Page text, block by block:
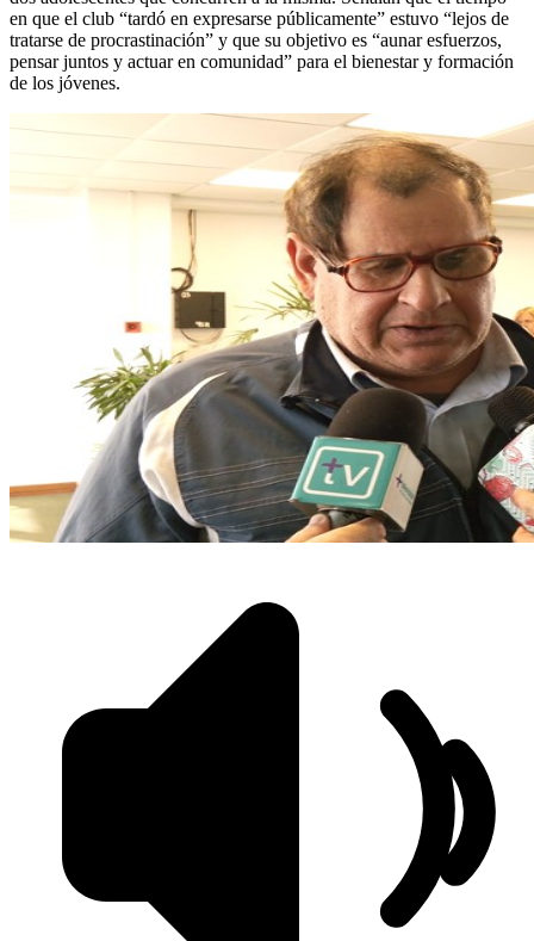
en que el club “tardó en expresarse públicamente” estuvo “lejos de
tratarse de procrastinación” y que su objetivo es “aunar esfuerzos,
pensar juntos y actuar en comunidad” para el bienestar y formación
de los jóvenes.